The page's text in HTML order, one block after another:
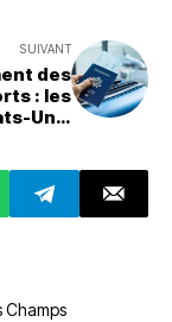
SUIVANT
des
: les
Unis
Champs